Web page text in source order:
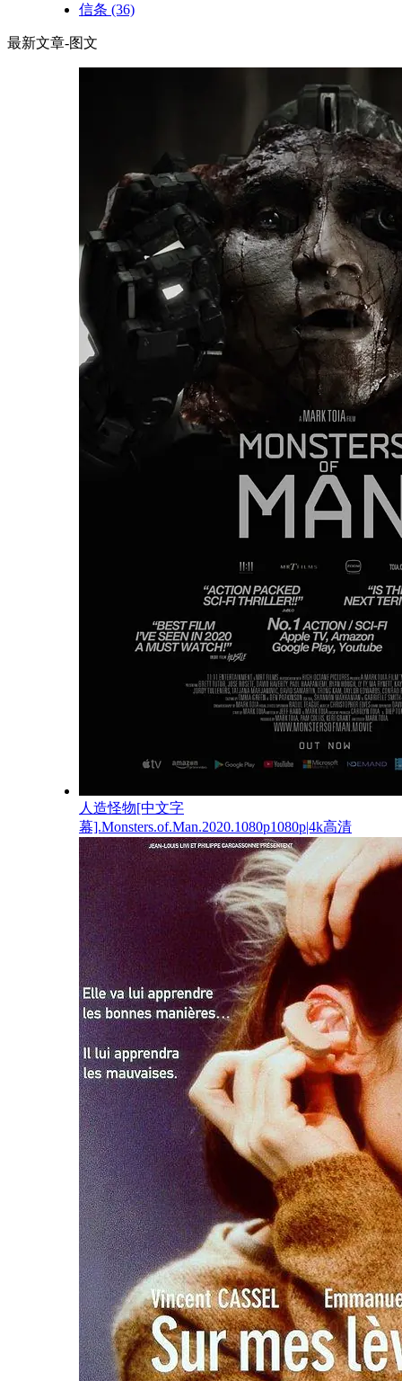
信条 (36)
最新文章-图文
人造怪物[中文字
幕].Monsters.of.Man.2020.1080p1080p|4k高清